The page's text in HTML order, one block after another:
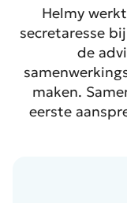
Helmy
secretaresse
de
maken.
eerste